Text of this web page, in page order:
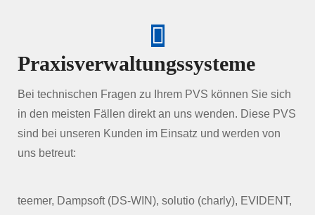
Praxisverwaltungssysteme
Bei technischen Fragen zu Ihrem PVS können Sie sich
in den meisten Fällen direkt an uns wenden. Diese PVS
sind bei unseren Kunden im Einsatz und werden von
uns betreut:
teemer, Dampsoft (DS-WIN), solutio (charly), EVIDENT,